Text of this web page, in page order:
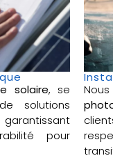
solaire, se
solutions
pour